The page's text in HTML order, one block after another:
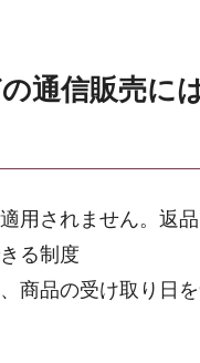
通信販売に
用されません。返
る制度
商品の受け取り日